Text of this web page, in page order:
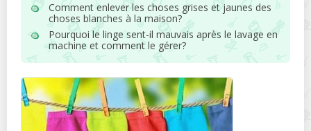
Comment enlever les choses grises et jaunes des
choses blanches à la maison?
Pourquoi le linge sent-il mauvais après le lavage en
machine et comment le gérer?